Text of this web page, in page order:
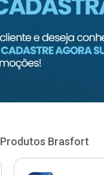
Produtos Brasfort